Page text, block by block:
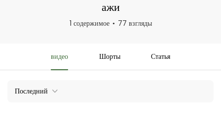
Ажи
1 содержимое 77 взгляды
видео Шорты Статья
Последний